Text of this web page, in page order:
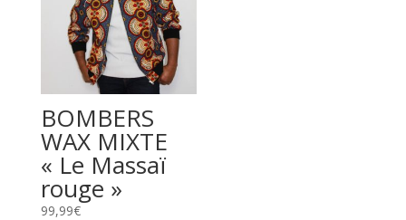
BOMBERS
WAX MIXTE
« Le Massaï
rouge »
99,99€